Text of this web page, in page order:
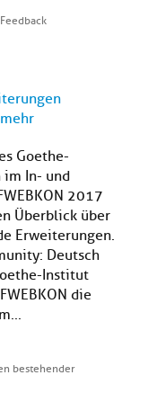
Feedback
Goethe-
im In- und
2017
Überblick über
Erweiterungen.
Deutsch
Institut
die
bestehender